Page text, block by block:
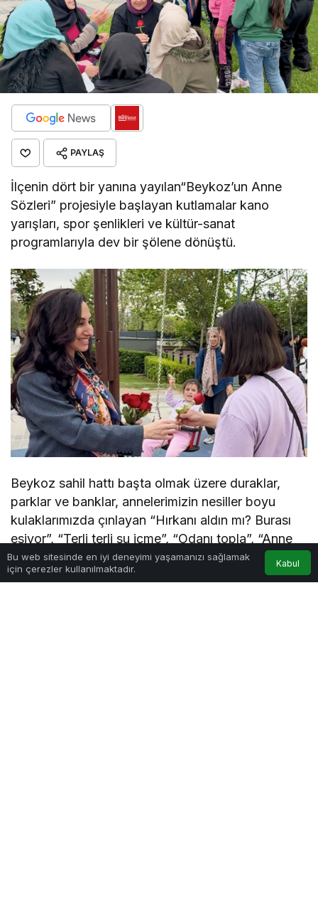
PAYLAŞ
İlçenin dört bir yanına yayılan“Beykoz’un Anne
Sözleri” projesiyle başlayan kutlamalar kano
yarışları, spor şenlikleri ve kültür-sanat
programlarıyla dev bir şölene dönüştü.
Beykoz sahil hattı başta olmak üzere duraklar,
parklar ve banklar, annelerimizin nesiller boyu
kulaklarımızda çınlayan “Hırkanı aldın mı? Burası
esiyor”, “Terliterli su içme”, “Odanı topla”, “Anne
olunca anlarsın” ve “Otobüse binince bana yaz”
gibi unutulmaz sözleriyle donatıldı.
Bu web sitesinde en iyi deneyimi yaşamanızı sağlamak
için çerezler kullanılmaktadır.
Kabul